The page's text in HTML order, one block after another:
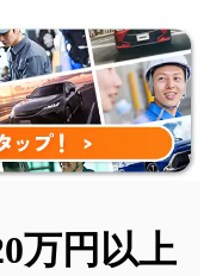
万円以上